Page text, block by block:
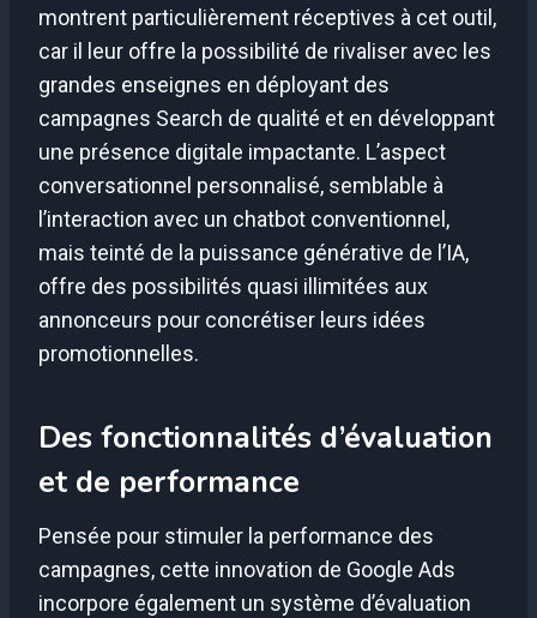
montrent particulièrement réceptives à cet outil,
car il leur offre la possibilité de rivaliser avec les
grandes enseignes en déployant des
campagnes Search de qualité et en développant
une présence digitale impactante. L’aspect
conversationnel personnalisé, semblable à
l’interaction avec un chatbot conventionnel,
mais teinté de la puissance générative de l’IA,
offre des possibilités quasi illimitées aux
annonceurs pour concrétiser leurs idées
promotionnelles.
Des fonctionnalités d’évaluation
et de performance
Pensée pour stimuler la performance des
campagnes, cette innovation de Google Ads
incorpore également un système d’évaluation